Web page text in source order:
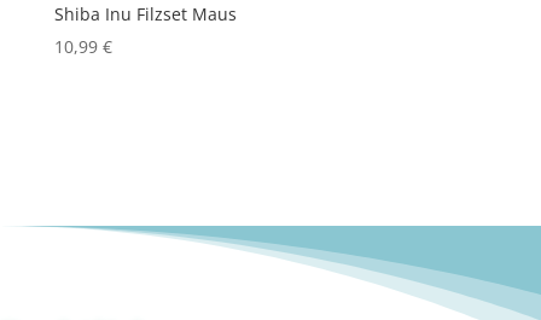
Shiba Inu Filzset Maus
10,99 €